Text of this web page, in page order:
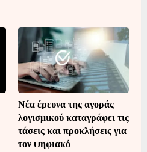
Νέα έρευνα της αγοράς
λογισμικού καταγράφει τις
τάσεις και προκλήσεις για
τον ψηφιακό